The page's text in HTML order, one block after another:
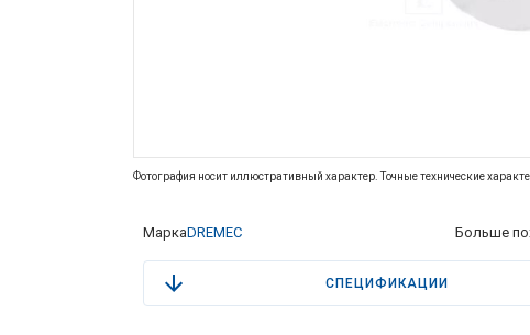
Фотография носит иллюстративный характер. Точные технические
МаркаDREMEC Больше
СПЕЦИФИКАЦИИ